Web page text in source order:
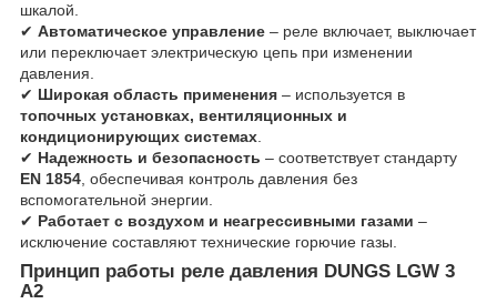
шкалой.
✔ Автоматическое управление – реле включает, выключает
или переключает электрическую цепь при изменении
давления.
✔ Широкая область применения – используется в
топочных установках, вентиляционных и
кондиционирующих системах.
✔ Надежность и безопасность – соответствует стандарту
EN 1854, обеспечивая контроль давления без
вспомогательной энергии.
✔ Работает с воздухом и неагрессивными газами –
исключение составляют технические горючие газы.
Принцип работы реле давления DUNGS LGW 3
A2